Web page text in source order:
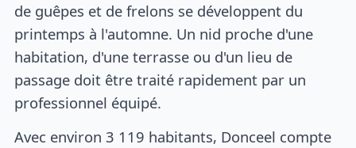
de guêpes et de frelons se développent du
printemps à l'automne. Un nid proche d'une
habitation, d'une terrasse ou d'un lieu de
passage doit être traité rapidement par un
professionnel équipé.
Avec environ 3 119 habitants, Donceel compte